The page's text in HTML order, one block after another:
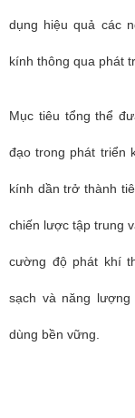
dụng hiệu quả các
kính thông qua phát
Mục tiêu tổng thể
đạo trong phát triển
kính dần trở thành
chiến lược tập trung
cường độ phát khí
sạch và năng
dùng bền vững.